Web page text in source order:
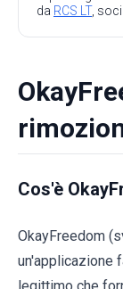
da RCS LT,
Cos'è
OkayFreedom
un'applicazione